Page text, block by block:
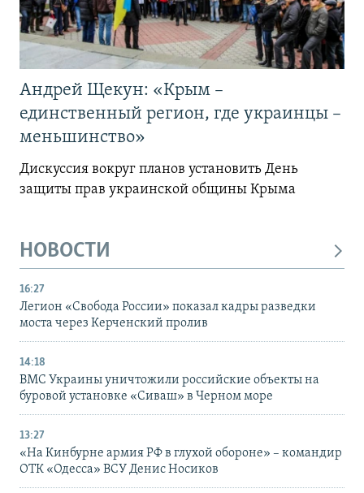
Андрей Щекун: «Крым –
единственный регион, где украинцы –
меньшинство»
Дискуссия вокруг планов установить День
защиты прав украинской общины Крыма
НОВОСТИ
16:27
Легион «Свобода России» показал кадры разведки
моста через Керченский пролив
14:18
ВМС Украины уничтожили российские объекты на
буровой установке «Сиваш» в Черном море
13:27
«На Кинбурне армия РФ в глухой обороне» – командир
ОТК «Одесса» ВСУ Денис Носиков